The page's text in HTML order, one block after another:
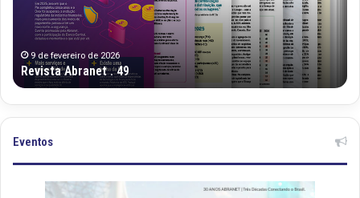
9 de fevereiro de 2026
Revista Abranet . 49
Eventos